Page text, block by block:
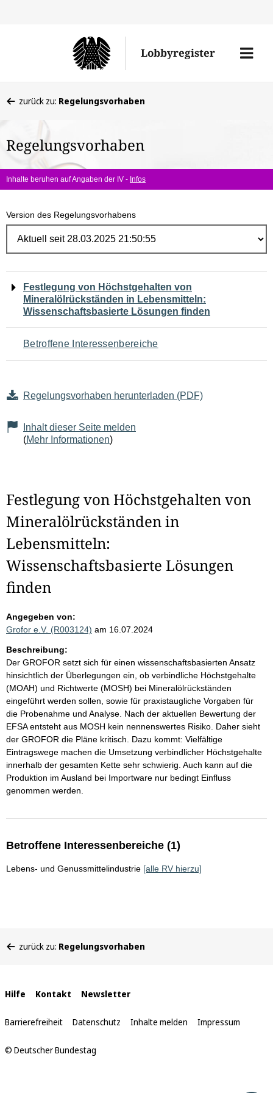
Lobbyregister
Menü
befinden
hier:
zurück zu: Regelungsvorhaben
Regelungsvorhaben
Inhalte beruhen auf Angaben der IV - Infos
Version des Regelungsvorhabens
Navigation
für
den
Seiteninhalt
Festlegung von Höchstgehalten von
Mineralölrückständen in Lebensmitteln:
Wissenschaftsbasierte Lösungen finden
Betroffene Interessenbereiche
Regelungsvorhaben herunterladen (PDF)
Inhalt dieser Seite melden
(Mehr Informationen)
Festlegung von Höchstgehalten von
Mineralölrückständen in
Lebensmitteln:
Wissenschaftsbasierte Lösungen
finden
Angegeben von:
Grofor e.V. (R003124) am 16.07.2024
Beschreibung:
Der GROFOR setzt sich für einen wissenschaftsbasierten Ansatz
hinsichtlich der Überlegungen ein, ob verbindliche Höchstgehalte
(MOAH) und Richtwerte (MOSH) bei Mineralölrückständen
eingeführt werden sollen, sowie für praxistaugliche Vorgaben für
die Probenahme und Analyse. Nach der aktuellen Bewertung der
EFSA entsteht aus MOSH kein nennenswertes Risiko. Daher sieht
der GROFOR die Pläne kritisch. Dazu kommt: Vielfältige
Eintragswege machen die Umsetzung verbindlicher Höchstgehalte
innerhalb der gesamten Kette sehr schwierig. Auch kann auf die
Produktion im Ausland bei Importware nur bedingt Einfluss
genommen werden.
Betroffene Interessenbereiche (1)
Lebens- und Genussmittelindustrie [alle RV hierzu]
befinden
zurück zu: Regelungsvorhaben
Interne
Links
Hilfe Kontakt Newsletter
Barrierefreiheit Datenschutz Inhalte melden Impressum
© Deutscher Bundestag